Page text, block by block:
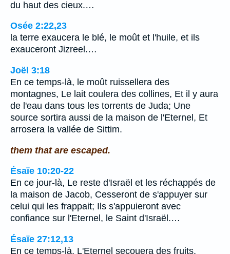
du haut des cieux.…
Osée 2:22,23
la terre exaucera le blé, le moût et l'huile, et ils
exauceront Jizreel.…
Joël 3:18
En ce temps-là, le moût ruissellera des
montagnes, Le lait coulera des collines, Et il y aura
de l'eau dans tous les torrents de Juda; Une
source sortira aussi de la maison de l'Eternel, Et
arrosera la vallée de Sittim.
them that are escaped.
Ésaïe 10:20-22
En ce jour-là, Le reste d'Israël et les réchappés de
la maison de Jacob, Cesseront de s'appuyer sur
celui qui les frappait; Ils s'appuieront avec
confiance sur l'Eternel, le Saint d'Israël.…
Ésaïe 27:12,13
En ce temps-là, L'Eternel secouera des fruits,